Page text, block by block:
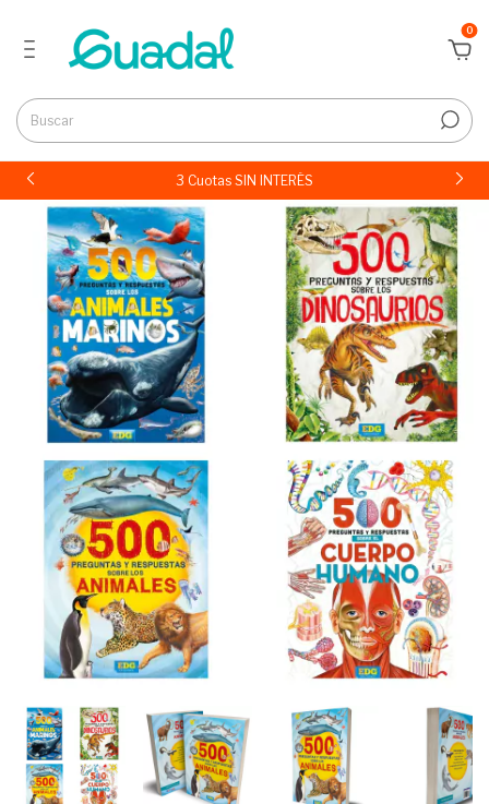
0
3 Cuotas SIN INTERÉS